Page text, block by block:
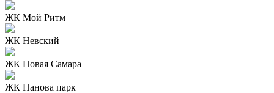
ЖК Мой Ритм
ЖК Невский
ЖК Новая Самара
ЖК Панова парк